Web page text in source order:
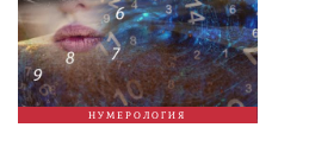
НУМЕРОЛОГИЯ